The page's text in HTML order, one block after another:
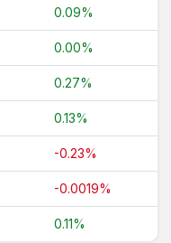
0.09%
0.00%
0.27%
0.13%
-0.23%
-0.0019%
0.11%